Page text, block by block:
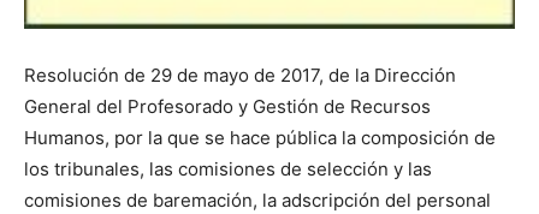
Resolución de 29 de mayo de 2017, de la Dirección
General del Profesorado y Gestión de Recursos
Humanos, por la que se hace pública la composición de
los tribunales, las comisiones de selección y las
comisiones de baremación, la adscripción del personal